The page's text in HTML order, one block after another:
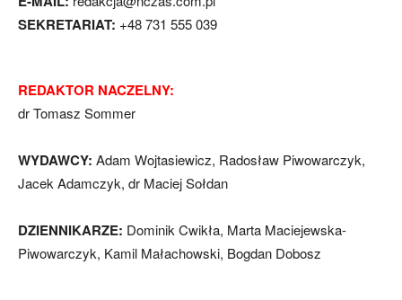
SEKRETARIAT: +48 731 555 039
REDAKTOR NACZELNY:
dr Tomasz Sommer
WYDAWCY: Adam Wojtasiewicz, Radosław Piwowarczyk,
Jacek Adamczyk, dr Maciej Sołdan
DZIENNIKARZE: Dominik Cwikła, Marta Maciejewska-
Piwowarczyk, Kamil Małachowski, Bogdan Dobosz